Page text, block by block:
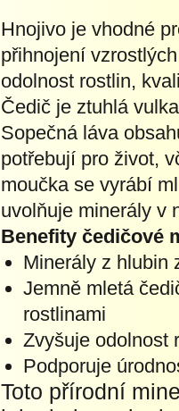
Hnojivo je vhodné
přihnojení
odolnost rostlin,
Čedič je ztuhlá
Sopečná láva
potřebují pro život,
moučka se vyrábí
uvolňuje minerály v
Benefity čedičové
Minerály z hlubin
Jemně mletá
rostlinami
Zvyšuje odolnost
Podporuje
Toto přírodní